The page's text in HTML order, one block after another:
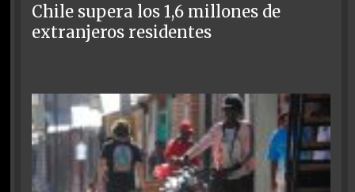
Chile supera los 1,6 millones de
extranjeros residentes